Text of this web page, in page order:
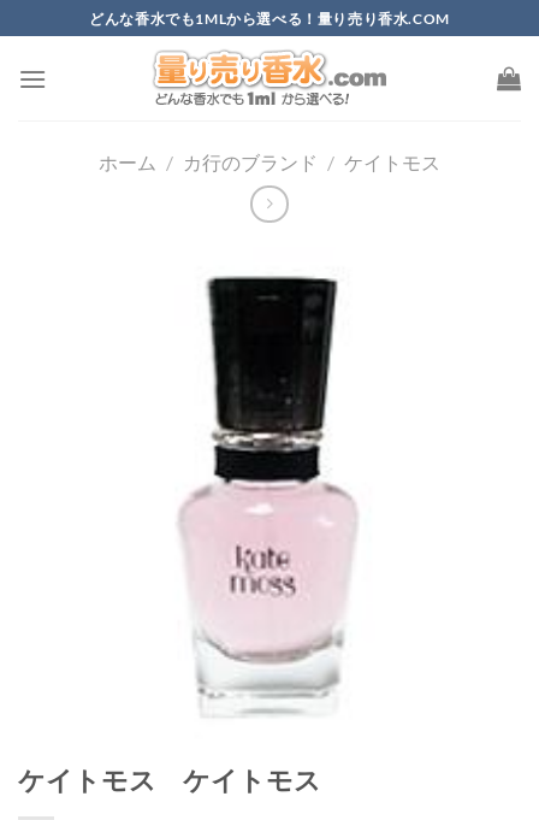
to
content
どんな香水でも1MLから選べる！量り売り香水.COM
ホーム / カ行のブランド / ケイトモス
ケイトモス ケイトモス